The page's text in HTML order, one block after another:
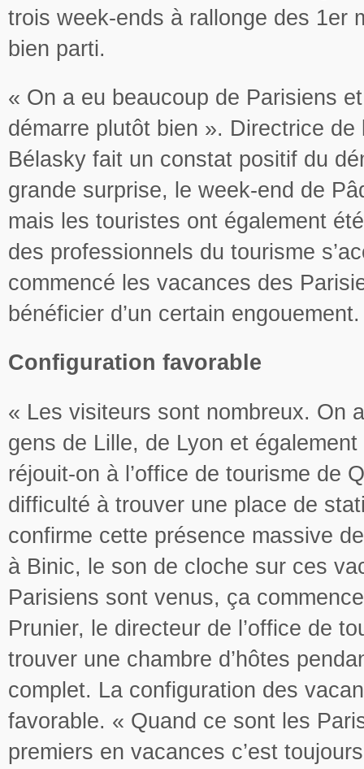
trois week-ends à rallonge des 1er
bien parti.
« On a eu beaucoup de Parisiens
démarre plutôt bien ». Directrice
Bélasky fait un constat positif du
grande surprise, le week-end de
mais les touristes ont également
des professionnels du tourisme
commencé les vacances des
bénéficier d’un certain engouement.
Configuration favorable
« Les visiteurs sont nombreux. On
gens de Lille, de Lyon et
réjouit-on à l’office de tourisme de
difficulté à trouver une place de
confirme cette présence massive
à Binic, le son de cloche sur ces
Parisiens sont venus, ça
Prunier, le directeur de l’office de
trouver une chambre d’hôtes
complet. La configuration des
favorable. « Quand ce sont les
premiers en vacances c’est